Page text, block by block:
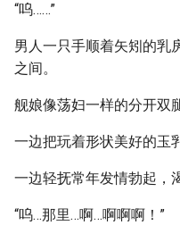
“呜……”
男人一只手顺着矢矧的乳
之间。
舰娘像荡妇一样的分开双
一边把玩着形状美好的玉
一边轻抚常年发情勃起，
“呜…那里…啊…啊啊啊！”